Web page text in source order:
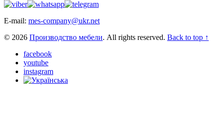
E-mail: mes-company@ukr.net
© 2026 Производство мебели. All rights reserved. Back to top ↑
facebook
youtube
instagram